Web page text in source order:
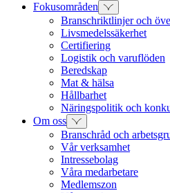
Fokusområden
Branschriktlinjer och
Livsmedelssäkerhet
Certifiering
Logistik och varuflöden
Beredskap
Mat & hälsa
Hållbarhet
Näringspolitik och
Om oss
Branschråd och
Vår verksamhet
Intressebolag
Våra medarbetare
Medlemszon